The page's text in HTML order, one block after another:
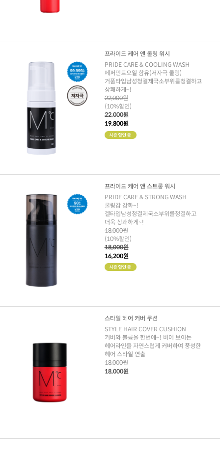
프라이드 케어 앤 쿨링 워시
PRIDE CARE & COOLING WASH
페퍼민트오일 함유(저자극 쿨링)
거품타입남성청결제국소부위를청결하고
상쾌하게~!
22,000원
(10%할인)
22,000원
19,800원
프라이드 케어 앤 스트롱 워시
PRIDE CARE & STRONG WASH
쿨링감 강화~!
겔타입남성청결제국소부위를청결하고
더욱 상쾌하게~!
18,000원
(10%할인)
18,000원
16,200원
스타일 헤어 커버 쿠션
STYLE HAIR COVER CUSHION
커버와 볼륨을 한번에~! 비어 보이는
헤어라인을 자연스럽게 커버하여 풍성한
헤어 스타일 연출
18,000원
18,000원